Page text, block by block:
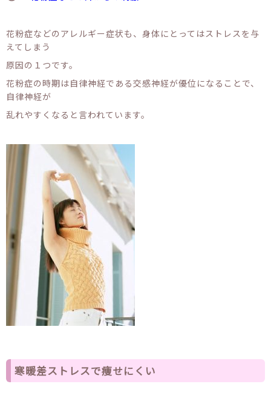
花粉症などのアレルギー症状も、身体にとってはストレスを与
えてしまう
原因の１つです。
花粉症の時期は自律神経である交感神経が優位になることで、
自律神経が
乱れやすくなると言われています。
寒暖差ストレスで痩せにくい